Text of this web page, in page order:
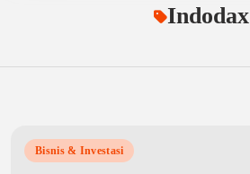
Indodax
Bisnis & Investasi